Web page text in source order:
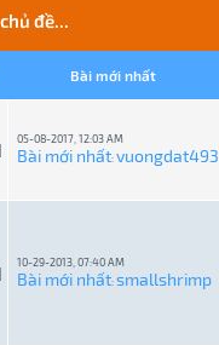
đề...
Bài mới nhất
05-08-2017, 12:03 AM
Bài mới nhất:vuongdat493
10-29-2013, 07:40 AM
Bài mới nhất:smallshrimp